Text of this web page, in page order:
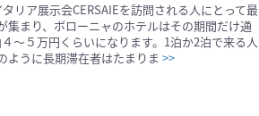
リア展示会CERSAIEを訪問される人にとって最
集まり、ボローニャのホテルはその期間だけ通
〜５万円くらいになります。1泊か2泊で来る人
ように長期滞在者はたまりま >>